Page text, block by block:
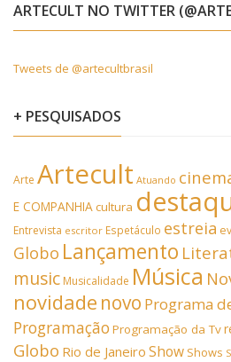
ARTECULT NO TWITTER
Tweets de @artecultbrasil
+ PESQUISADOS
Arte Artecult Atuando
E COMPANHIAcultura
Entrevista escritor Espetáculo estreia
Globo Lançamento
music Musicalidade Música
novidade novo Programa
Programação Programação da Tv
Globo Rio de Janeiro Show Shows